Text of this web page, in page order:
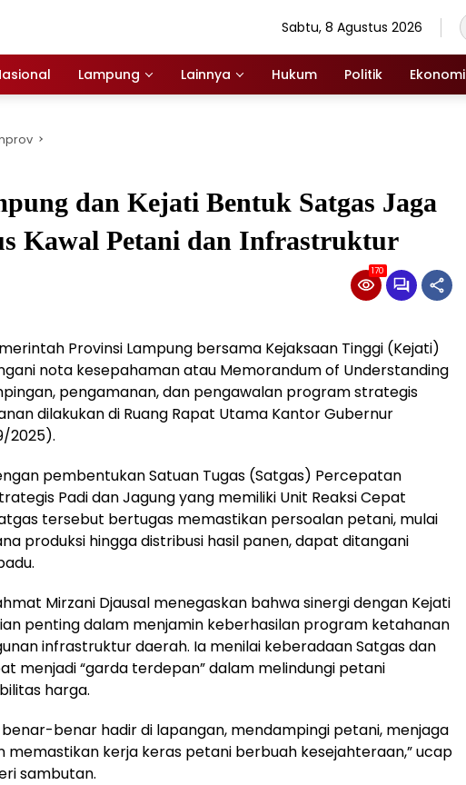
Sabtu, 8 Agustus 2026
Lampung Lainnya Hukum Politik Ekonomi
dan Kejati Bentuk Satgas Jaga
Kawal Petani dan Infrastruktur
170
Provinsi Lampung bersama Kejaksaan Tinggi (Kejati)
nota kesepahaman atau Memorandum of Understanding
pengamanan, dan pengawalan program strategis
dilakukan di Ruang Rapat Utama Kantor Gubernur
2025).
pembentukan Satuan Tugas (Satgas) Percepatan
Padi dan Jagung yang memiliki Unit Reaksi Cepat
tersebut bertugas memastikan persoalan petani, mulai
produksi hingga distribusi hasil panen, dapat ditangani
Mirzani Djausal menegaskan bahwa sinergi dengan Kejati
penting dalam menjamin keberhasilan program ketahanan
infrastruktur daerah. Ia menilai keberadaan Satgas dan
menjadi “garda terdepan” dalam melindungi petani
harga.
benar-benar hadir di lapangan, mendampingi petani, menjaga
memastikan kerja keras petani berbuah kesejahteraan,” ucap
sambutan.